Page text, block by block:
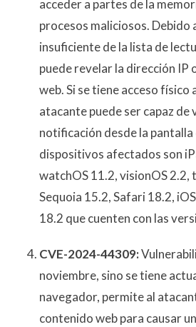
acceder a partes de la
procesos maliciosos. Debido
insuficiente de la lista de
puede revelar la dirección IP
web. Si se tiene acceso físico
atacante puede ser capaz de
notificación desde la pantalla
dispositivos afectados son
watchOS 11.2, visionOS 2.2,
Sequoia 15.2, Safari 18.2,
18.2 que cuenten con las
CVE-2024-44309:
noviembre, sino se tiene
navegador, permite al
contenido web para causar